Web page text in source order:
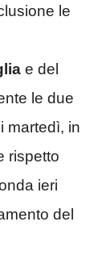
le
e del
le due
martedì, in
rispetto
ieri
del